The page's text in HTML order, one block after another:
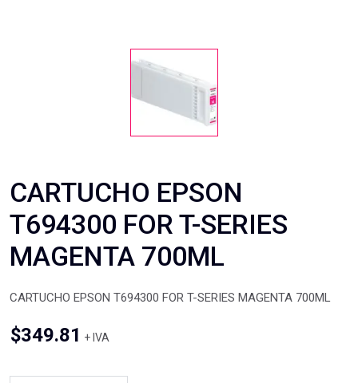
CARTUCHO EPSON
T694300 FOR T-SERIES
MAGENTA 700ML
CARTUCHO EPSON T694300 FOR T-SERIES MAGENTA 700ML
$349.81 + IVA